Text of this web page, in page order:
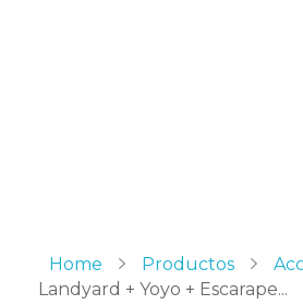
Home Productos
Landyard + Yoyo + Escarape...